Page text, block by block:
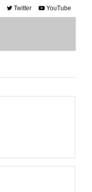
Twitter YouTube